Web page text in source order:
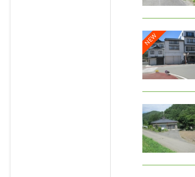
NEW